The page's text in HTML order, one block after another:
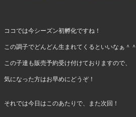
ココでは今シーズン初孵化ですね！
この調子でどんどん生まれてくるといいなぁ＾＾
この子達も販売予約受け付けておりますので、
気になった方はお早めにどうぞ！
それでは今日はこのあたりで、また次回！